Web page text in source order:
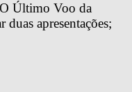
Último Voo da
duas apresentações;